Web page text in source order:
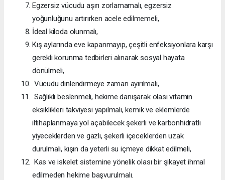
Egzersiz vücudu aşırı zorlamamalı, egzersiz
yoğunluğunu artırırken acele edilmemeli,
İdeal kiloda olunmalı,
Kış aylarında eve kapanmayıp, çeşitli enfeksiyonlara karşı
gerekli korunma tedbirleri alınarak sosyal hayata
dönülmeli,
Vücudu dinlendirmeye zaman ayırılmalı,
Sağlıklı beslenmeli, hekime danışarak olası vitamin
eksiklikleri takviyesi yapılmalı, kemik ve eklemlerde
iltihaplanmaya yol açabilecek şekerli ve karbonhidratlı
yiyeceklerden ve gazlı, şekerli içeceklerden uzak
durulmalı, kışın da yeterli su içmeye dikkat edilmeli,
Kas ve iskelet sistemine yönelik olası bir şikayet ihmal
edilmeden hekime başvurulmalı.